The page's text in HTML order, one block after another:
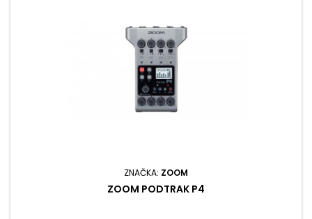
ZNAČKA: ZOOM
ZOOM PODTRAK P4